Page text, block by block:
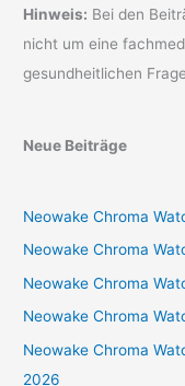
Hinweis: Bei den
nicht um eine
gesundheitlichen
Neue Beiträge
Neowake Chroma
Neowake Chroma
Neowake Chroma
Neowake Chroma
Neowake Chroma
2026